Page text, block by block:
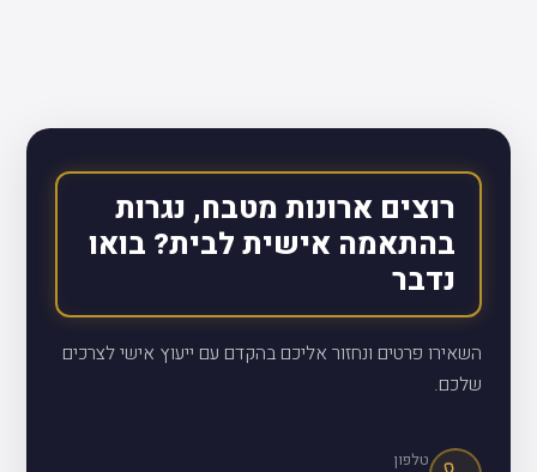
רוצים ארונות מטבח, נגרות
בהתאמה אישית לבית? בואו
נדבר
השאירו פרטים ונחזור אליכם בהקדם עם ייעוץ אישי לצרכים
שלכם.
טלפון